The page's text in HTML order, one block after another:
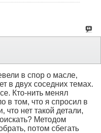
в спор о масле,
в двух соседних темах.
Кто-нить менял
в том, что я спросил в
что нет такой детали,
Методом
потом сбегать